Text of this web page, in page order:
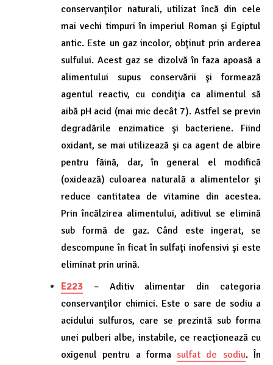
conservanţilor naturali, utilizat încă din cele
mai vechi timpuri în imperiul Roman şi Egiptul
antic. Este un gaz incolor, obţinut prin arderea
sulfului. Acest gaz se dizolvă în faza apoasă a
alimentului supus conservării şi formează
agentul reactiv, cu condiţia ca alimentul să
aibă pH acid (mai mic decât 7). Astfel se previn
degradările enzimatice şi bacteriene. Fiind
oxidant, se mai utilizează şi ca agent de albire
pentru făină, dar, în general el modifică
(oxidează) culoarea naturală a alimentelor şi
reduce cantitatea de vitamine din acestea.
Prin încălzirea alimentului, aditivul se elimină
sub formă de gaz. Când este ingerat, se
descompune în ficat în sulfaţi inofensivi şi este
eliminat prin urină.
E223 – Aditiv alimentar din categoria
conservanţilor chimici. Este o sare de sodiu a
acidului sulfuros, care se prezintă sub forma
unei pulberi albe, instabile, ce reacţionează cu
oxigenul pentru a forma sulfat de sodiu. În